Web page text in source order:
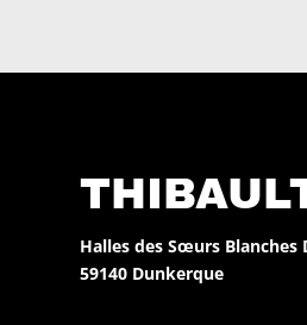
Halles des Sœurs Blanches
59140 Dunkerque